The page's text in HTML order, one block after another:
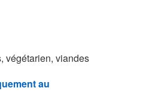
végétarien, viandes
au